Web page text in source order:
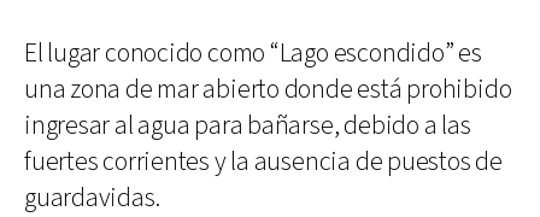
El lugar conocido como “Lago escondido” es
una zona de mar abierto donde está prohibido
ingresar al agua para bañarse, debido a las
fuertes corrientes y la ausencia de puestos de
guardavidas.